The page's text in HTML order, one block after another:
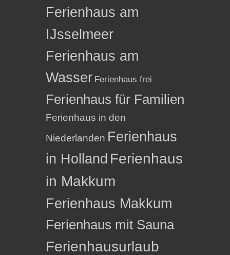
Ferienhaus am
IJsselmeer
Ferienhaus am
Wasser Ferienhaus frei
Ferienhaus für Familien
Ferienhaus in den
Niederlanden Ferienhaus
in Holland Ferienhaus
in Makkum
Ferienhaus Makkum
Ferienhaus mit Sauna
Ferienhausurlaub